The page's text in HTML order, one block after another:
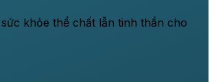
khỏe thể chất lẫn tinh thần cho